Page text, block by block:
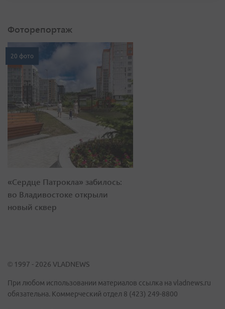
Фоторепортаж
20 фото
«Сердце Патрокла» забилось:
во Владивостоке открыли
новый сквер
© 1997 - 2026 VLADNEWS
При любом использовании материалов ссылка на vladnews.ru
обязательна. Коммерческий отдел 8 (423) 249-8800